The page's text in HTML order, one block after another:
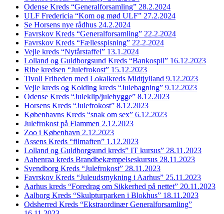
Odense Kreds “Generalforsamling” 28.2.2024
ULF Fredericia “Kom og mød ULF” 27.2.2024
Se Horsens nye rådhus 24.2.2024
Favrskov Kreds “Generalforsamling” 22.2.2024
Favrskov Kreds “Fællesspisning” 22.2.2024
Vejle kreds “Nytårstaffel” 13.1.2024
Lolland og Guldborgsund Kreds “Bankospil” 16.12.2023
Ribe kredsen “Julefrokost” 15.12.2023
Tivoli Friheden med Lokalkreds Midtjylland 9.12.2023
Vejle kreds og Kolding kreds “Julebagning” 9.12.2023
Odense Kreds “Juleklip/julehygge” 8.12.2023
Horsens Kreds “Julefrokost” 8.12.2023
Københavns Kreds “snak om sex” 6.12.2023
Julefrokost på Flammen 2.12.2023
Zoo i København 2.12.2023
Assens Kreds “filmaften” 1.12.2023
Lolland og Guldborgsund kreds” IT kursus” 28.11.2023
Aabenraa kreds Brandbekæmpelseskursus 28.11.2023
Svendborg Kreds “Julefrokost” 28.11.2023
Favrskov Kreds “Juleudsmykning i Aarhus” 25.11.2023
Aarhus kreds “Foredrag om Sikkerhed på nettet” 20.11.2023
Aalborg Kreds “Skulpturparken i Blokhus” 18.11.2023
Odsherred Kreds “Ekstraordinær Generalforsamling”